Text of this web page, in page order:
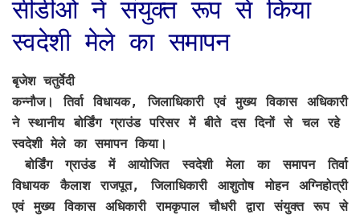
सीडीओ ने संयुक्त रूप से किया
स्वदेशी मेले का समापन
बृजेश चतुर्वेदी
कन्नौज। तिर्वा विधायक, जिलाधिकारी एवं मुख्य विकास अधिकारी
ने स्थानीय बोर्डिंग ग्राउंड परिसर में बीते दस दिनों से चल रहे
स्वदेशी मेले का समापन किया।
बोर्डिंग ग्राउंड में आयोजित स्वदेशी मेला का समापन तिर्वा
विधायक कैलाश राजपूत, जिलाधिकारी आशुतोष मोहन अग्निहोत्री
एवं मुख्य विकास अधिकारी रामकृपाल चौधरी द्वारा संयुक्त रूप से